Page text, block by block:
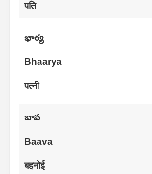
पति
భార్య
Bhaarya
पत्नी
బావ
Baava
बहनोई